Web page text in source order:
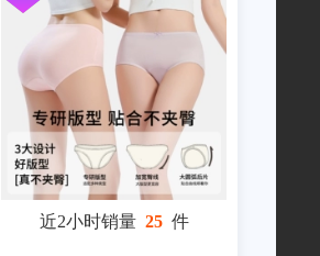
近2小时销量 25 件